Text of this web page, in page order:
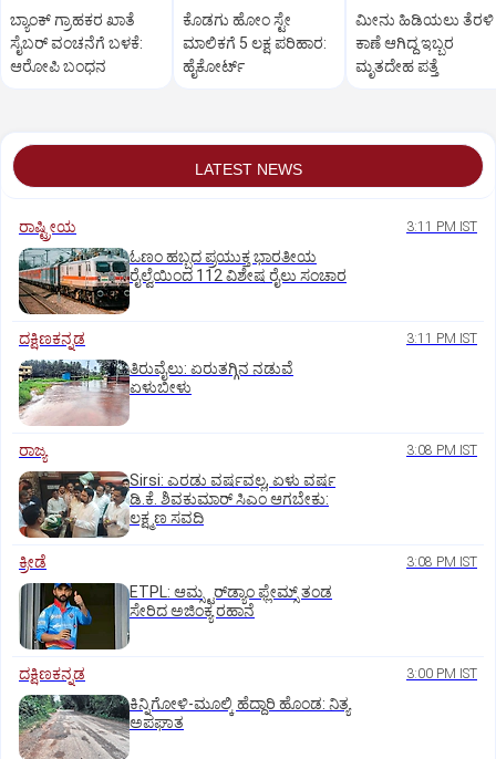
ಬ್ಯಾಂಕ್ ಗ್ರಾಹಕರ ಖಾತೆ
ಸೈಬರ್ ವಂಚನೆಗೆ ಬಳಕೆ:
ಆರೋಪಿ ಬಂಧನ
ಕೊಡಗು ಹೋಂ ಸ್ಟೇ
ಮಾಲಿಕಗೆ 5 ಲಕ್ಷ ಪರಿಹಾರ:
ಹೈಕೋರ್ಟ್
ಮೀನು ಹಿಡಿಯಲು ತೆರಳಿ
ಕಾಣೆ ಆಗಿದ್ದ ಇಬ್ಬರ
ಮೃತದೇಹ ಪತ್ತೆ
LATEST NEWS
ರಾಷ್ಟ್ರೀಯ 3:11 PM IST
ಓಣಂ ಹಬ್ಬದ ಪ್ರಯುಕ್ತ ಭಾರತೀಯ
ರೈಲ್ವೆಯಿಂದ 112 ವಿಶೇಷ ರೈಲು ಸಂಚಾರ
ದಕ್ಷಿಣಕನ್ನಡ 3:11 PM IST
ತಿರುವೈಲು: ಏರುತಗ್ಗಿನ ನಡುವೆ
ಏಳುಬೀಳು
ರಾಜ್ಯ 3:08 PM IST
Sirsi: ಎರಡು ವರ್ಷವಲ್ಲ, ಏಳು ವರ್ಷ
ಡಿ.ಕೆ. ಶಿವಕುಮಾರ್ ಸಿಎಂ ಆಗಬೇಕು:
ಲಕ್ಷ್ಮಣ ಸವದಿ
ಕ್ರೀಡೆ 3:08 PM IST
ETPL: ಆಮ್ಸ್ಟರ್‌ಡ್ಯಾಂ ಫ್ಲೇಮ್ಸ್‌ ತಂಡ
ಸೇರಿದ ಅಜಿಂಕ್ಯ ರಹಾನೆ
ದಕ್ಷಿಣಕನ್ನಡ 3:00 PM IST
ಕಿನ್ನಿಗೋಳಿ-ಮೂಲ್ಕಿ ಹೆದ್ದಾರಿ ಹೊಂಡ: ನಿತ್ಯ
ಅಪಘಾತ